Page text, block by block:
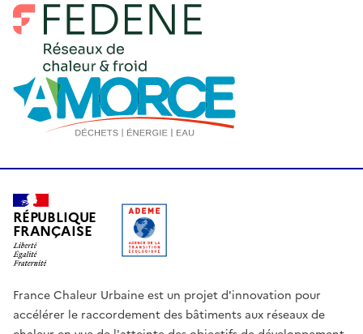
RÉPUBLIQUE
FRANÇAISE
France Chaleur Urbaine est un projet d'innovation pour
accélérer le raccordement des bâtiments aux réseaux de